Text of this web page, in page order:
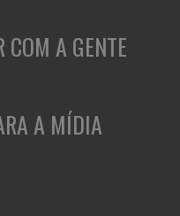
A GENTE
A MÍDIA